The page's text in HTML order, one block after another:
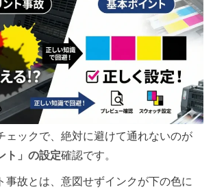
ェックで、絶対に避けて通れないのが
ト」の設定確認です。
事故とは、意図せずインクが下の色に